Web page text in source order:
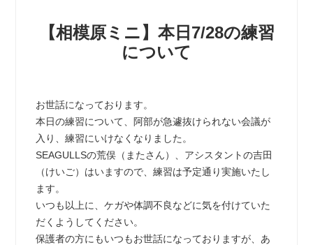
【相模原ミニ】本日7/28の練習
について
お世話になっております。
本日の練習について、阿部が急遽抜けられない会議が
入り、練習にいけなくなりました。
SEAGULLSの荒俣（またさん）、アシスタントの吉田
（けいご）はいますので、練習は予定通り実施いたし
ます。
いつも以上に、ケガや体調不良などに気を付けていた
だくようしてください。
保護者の方にもいつもお世話になっておりますが、あ